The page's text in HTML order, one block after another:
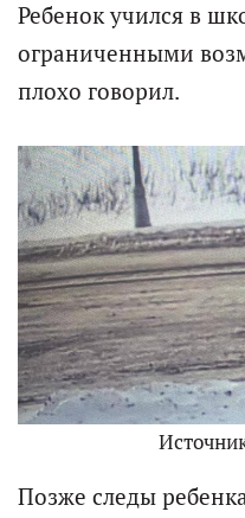
Ребенок учился в
ограниченными
плохо говорил.
Позже следы